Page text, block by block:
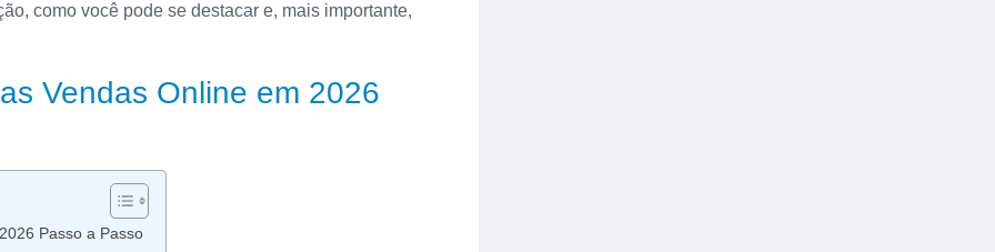
como você pode se destacar e, mais importante,
Vendas Online em 2026
Passo a Passo